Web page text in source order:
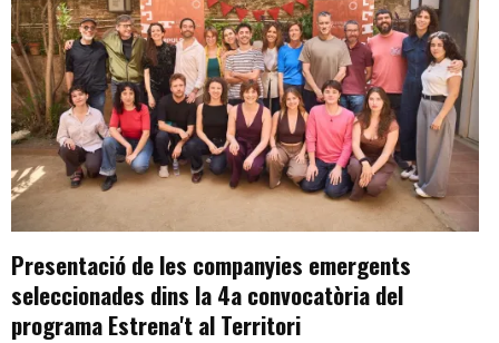
Presentació de les companyies emergents
seleccionades dins la 4a convocatòria del
programa Estrena't al Territori